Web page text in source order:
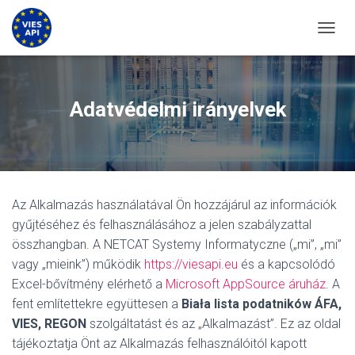
Adatvédelmi irányelvek
Az Alkalmazás használatával Ön hozzájárul az információk
gyűjtéséhez és felhasználásához a jelen szabályzattal
összhangban. A NETCAT Systemy Informatyczne („mi”, „mi”
vagy „mieink”) működik https://viesapi.eu és a kapcsolódó
Excel-bővítmény elérhető a Microsoft AppSource áruház. A
fent említettekre együttesen a Biała lista podatników ÁFA,
VIES, REGON szolgáltatást és az „Alkalmazást”. Ez az oldal
tájékoztatja Önt az Alkalmazás felhasználóitól kapott